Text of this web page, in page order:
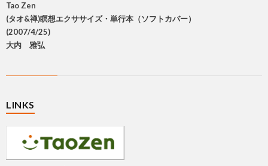
Tao Zen
(タオ&禅)瞑想エクササイズ・単行本（ソフトカバー）
(2007/4/25)
大内 雅弘
LINKS